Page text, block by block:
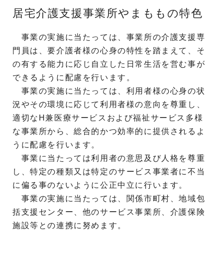
居宅介護支援事業所やまももの特色
事業の実施に当たっては、事業所の介護支援専
門員は、要介護者様の心身の特性を踏まえて、そ
の有する能力に応じ自立した日常生活を営む事が
できるように配慮を行います。
事業の実施に当たっては、利用者様の心身の状
況やその環境に応じて利用者様の意向を尊重し、
適切なH兼医療サービスおよび福祉サービス多様
な事業所から、総合的かつ効率的に提供されるよ
うに配慮を行います。
事業に当たっては利用者の意思及び人格を尊重
し、特定の種類又は特定のサービス事業者に不当
に偏る事のないように公正中立に行います。
事業の実施に当たっては、関係市町村、地域包
括支援センター、他のサービス事業所、介護保険
施設等との連携に努めます。